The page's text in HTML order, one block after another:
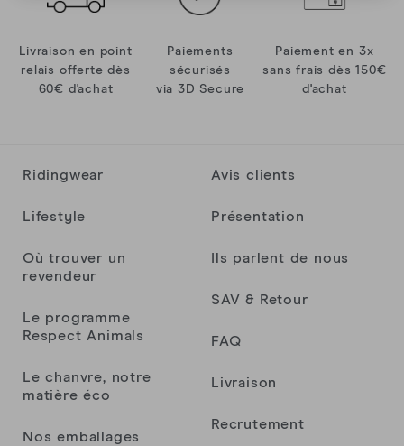
Anonyme
Anonyme
Kevin Dolz
Anonyme
LORIS
Livraison en point
relais offerte dès
60€ d'achat
Paiements
sécurisés
via 3D Secure
Paiement en 3x
sans frais dès 150€
d'achat
Ridingwear
Lifestyle
Où trouver un
revendeur
Le programme
Respect Animals
Le chanvre, notre
matière éco
Nos emballages
Avis clients
Présentation
Ils parlent de nous
SAV & Retour
FAQ
Livraison
Recrutement